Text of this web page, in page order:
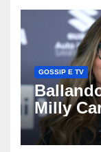
GOSSIP E TV
Milly
colpo:
Muti e